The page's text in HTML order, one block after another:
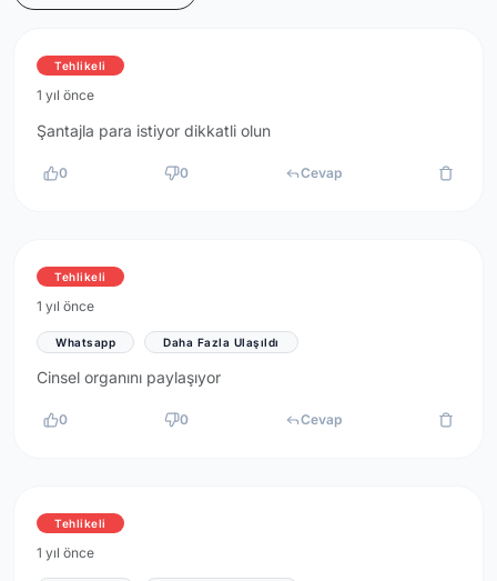
Tehlikeli
1 yıl önce
Şantajla para istiyor dikkatli olun
0 0 Cevap
Tehlikeli
1 yıl önce
Whatsapp Daha Fazla Ulaşıldı
Cinsel organını paylaşıyor
0 0 Cevap
Tehlikeli
1 yıl önce